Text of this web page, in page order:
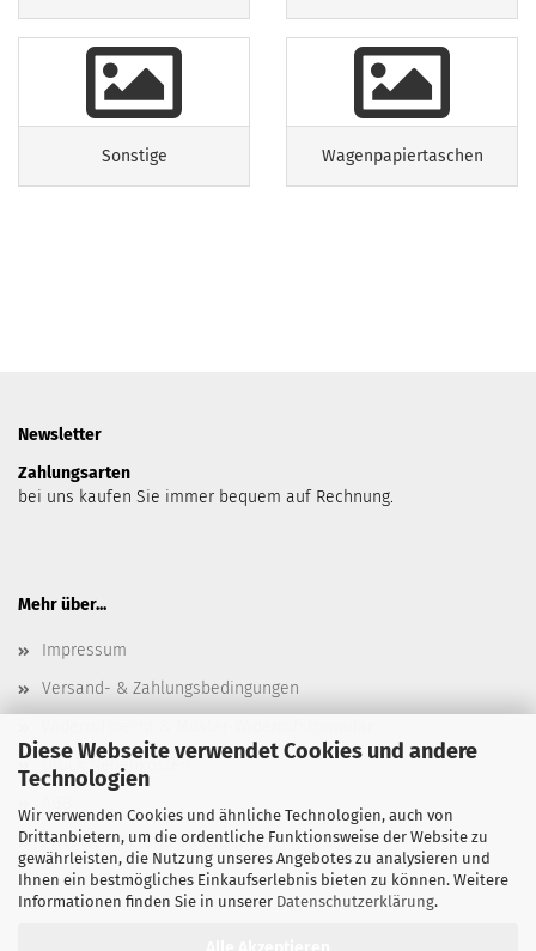
Diese Webseite verwendet Cookies und andere
Technologien
Wir verwenden Cookies und ähnliche Technologien, auch von
Drittanbietern, um die ordentliche Funktionsweise der Website zu
gewährleisten, die Nutzung unseres Angebotes zu analysieren und
Ihnen ein bestmögliches Einkaufserlebnis bieten zu können. Weitere
Informationen finden Sie in unserer Datenschutzerklärung.
Sonstige Wagenpapiertaschen
Newsletter
Zahlungsarten
bei uns kaufen Sie immer bequem auf Rechnung.
Mehr über...
Impressum
Versand- & Zahlungsbedingungen
Druck Nebenkosten
Privatsphäre und Datenschutz
Cookie Einstellungen